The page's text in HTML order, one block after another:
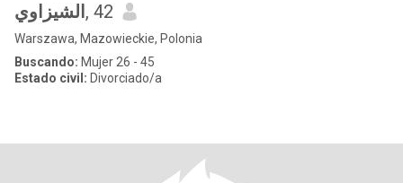
الشيزاوي , 42
Warszawa, Mazowieckie, Polonia
Buscando: Mujer 26 - 45
Estado civil: Divorciado/a